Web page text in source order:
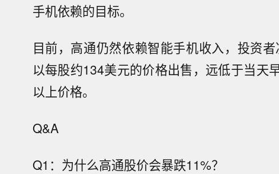
手机依赖的目标。
目前，高通仍然依赖智能手机收入，投资
以每股约134美元的价格出售，远低于当天
以上价格。
Q&A
Q1：为什么高通股价会暴跌11%？